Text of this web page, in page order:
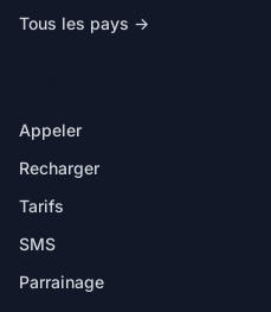
Tous les pays →
Appeler
Recharger
Tarifs
SMS
Parrainage